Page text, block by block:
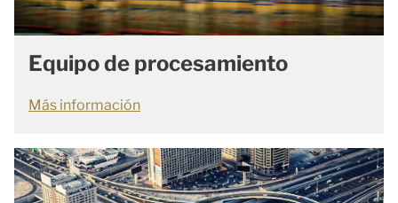
Equipo de procesamiento
Más información